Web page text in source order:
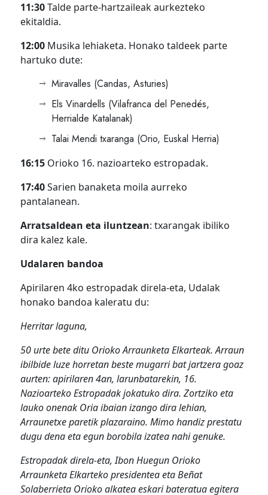
11:30Talde parte-hartzaileak aurkezteko
ekitaldia.
12:00 Musika lehiaketa. Honako taldeek parte
hartuko dute:
Miravalles (Candas, Asturies)
Els Vinardells (Vilafranca del Penedés,
Herrialde Katalanak)
Talai Mendi txaranga (Orio, Euskal Herria)
16:15 Orioko 16. nazioarteko estropadak.
17:40Sarien banaketa moila aurreko
pantalanean.
Arratsaldean eta iluntzean: txarangak ibiliko
dira kalez kale.
Udalaren bandoa
Apirilaren 4ko estropadak direla-eta, Udalak
honako bandoa kaleratu du:
Herritar laguna,
50 urte bete ditu Orioko Arraunketa Elkarteak. Arraun
ibilbide luze horretan beste mugarri bat jartzera goaz
aurten: apirilaren 4an, larunbatarekin, 16.
Nazioarteko Estropadak jokatuko dira. Zortziko eta
lauko onenak Oria ibaian izango dira lehian,
Arraunetxe paretik plazaraino. Mimo handiz prestatu
dugu dena eta egun borobila izatea nahi genuke.
Estropadak direla-eta, Ibon Huegun Orioko
Arraunketa Elkarteko presidentea eta Beñat
Solaberrieta Orioko alkatea eskari bateratua egitera